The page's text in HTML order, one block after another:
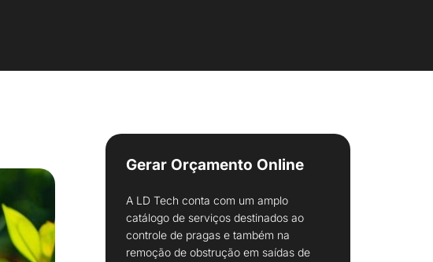
Gerar Orçamento Online
A LD Tech conta com um amplo
catálogo de serviços destinados ao
controle de pragas e também na
remoção de obstrução em saídas de